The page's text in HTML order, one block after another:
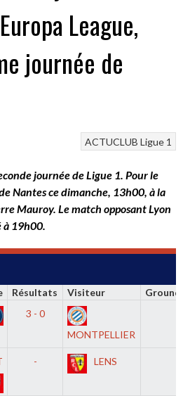
League,
journée de
ACTUCLUB Ligue 1
journée de Ligue 1. Pour le
Nantes ce dimanche, 13h00, à la
Mauroy. Le match opposant Lyon
à 19h00.
Résultats Visiteur
Ground
3 - 0
MONTPELLIER
- LENS